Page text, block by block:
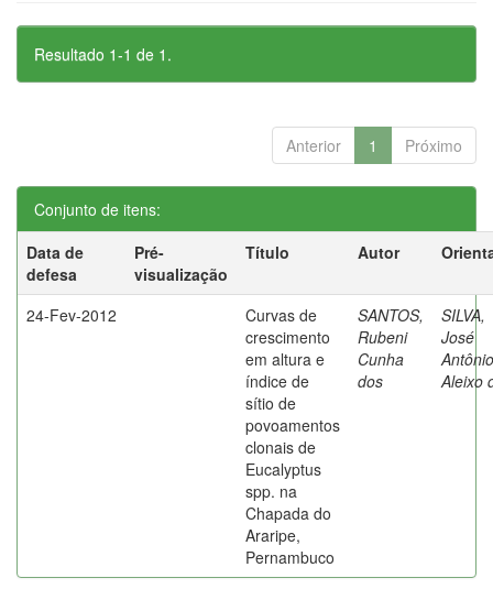
Resultado 1-1 de 1.
Anterior 1 Próximo
Conjunto de itens:
Data de
defesa
Pré-
visualização
Título Autor
24-Fev-2012
Curvas de
crescimento
em altura e
índice de
sítio de
povoamentos
clonais de
Eucalyptus
spp. na
Chapada do
Araripe,
Pernambuco
SANTOS,
Rubeni
Cunha
dos
SILVA,
José
Antônio
Aleixo